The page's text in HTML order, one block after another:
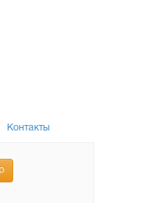
Контакты